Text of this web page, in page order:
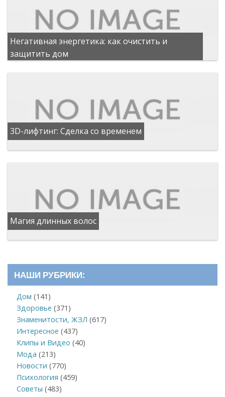
Негативная энергетика: как очистить и
защитить дом
3D-лифтинг: Сделка со временем
Магия длинных волос
НАШИ РУБРИКИ:
Дом (141)
Здоровье (371)
Знаменитости, ЖЗЛ (617)
Интересное (437)
Клипы и Видео (40)
Мода (213)
Новости (770)
Психология (459)
Советы (483)